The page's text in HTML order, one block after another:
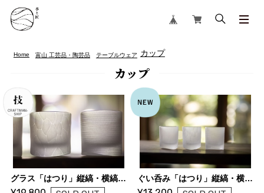
Home 富山 工芸品・陶芸品 テーブルウェア カップ
カップ
グラス「はつり」縦縞・横縞・ひし形 ｜ 小路口 力恵 (ガラス作家) ぐい呑み「はつり」縦縞・横縞・ひし形 ｜ 小路口 力恵 (ガラス作家)